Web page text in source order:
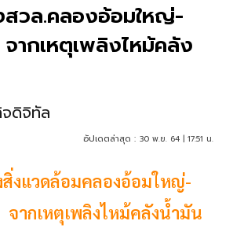
สวล.คลองอ้อมใหญ่-
ากเหตุเพลิงไหม้คลัง
จดิจิทัล
อัปเดตล่าสุด : 30 พ.ย. 64 | 17:51 น.
สิ่งแวดล้อมคลองอ้อมใหญ่-
ากเหตุเพลิงไหม้คลังน้ำมัน